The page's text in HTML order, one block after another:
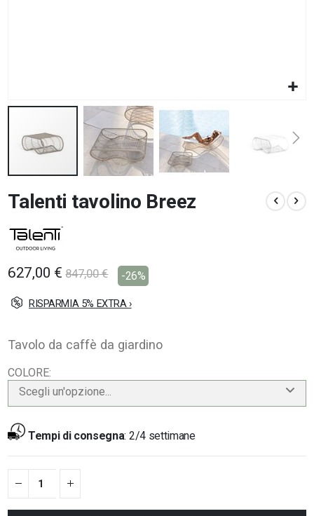
all'inizio
della
galleria
di
Talenti tavolino Breez
627,00 € 847,00 € -26%
RISPARMIA 5% EXTRA ›
Tavolo da caffè da giardino
COLORE
Scegli un'opzione...
Tempi di consegna: 2/4 settimane